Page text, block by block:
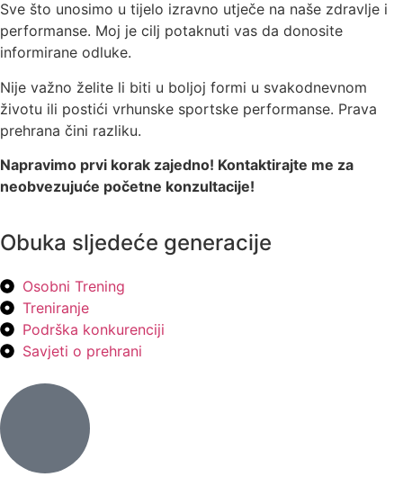
Sve što unosimo u tijelo izravno utječe na naše zdravlje i
performanse. Moj je cilj potaknuti vas da donosite
informirane odluke.
Nije važno želite li biti u boljoj formi u svakodnevnom
životu ili postići vrhunske sportske performanse. Prava
prehrana čini razliku.
Napravimo prvi korak zajedno! Kontaktirajte me za
neobvezujuće početne konzultacije!
Obuka sljedeće generacije
Osobni Trening
Treniranje
Podrška konkurenciji
Savjeti o prehrani